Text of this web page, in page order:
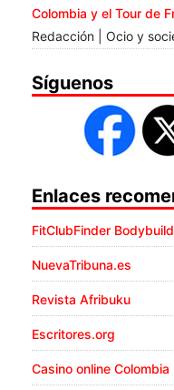
Colombia y el Tour de
Redacción | Ocio y
Síguenos
Enlaces
FitClubFinder
NuevaTribuna.es
Revista Afribuku
Escritores.org
Casino online Colombia